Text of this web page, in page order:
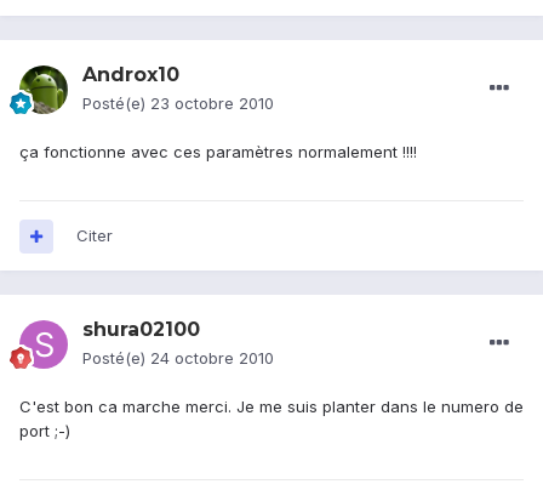
Androx10
Posté(e) 23 octobre 2010
ça fonctionne avec ces paramètres normalement !!!!
Citer
shura02100
Posté(e) 24 octobre 2010
C'est bon ca marche merci. Je me suis planter dans le numero de
port ;-)